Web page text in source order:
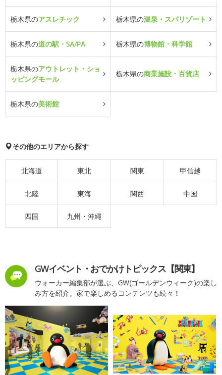
栃木県のアスレチック 栃木県の温泉・スパリゾート
栃木県の道の駅・SA/PA 栃木県の博物館・科学館
栃木県のアウトレット・ショ
ッピングモール
栃木県の商業施設・百貨店
栃木県の美術館
その他のエリアから探す
北海道 東北 関東 甲信越
北陸 東海 関西 中国
四国 九州・沖縄
GWイベント・おでかけトピックス【関東】
ウォーカー編集部が選ぶ、GW(ゴールデンウィーク)の楽し
み方を紹介。家で楽しめるコンテンツも続々！